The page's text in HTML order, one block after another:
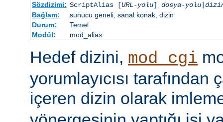
Sözdizimi: ScriptAlias [URL-yolu] dosya-yolu|
Bağlam:
sunucu geneli, sanal konak, dizin
Durum:
Temel
Modül:
mod_alias
Hedef dizini, mod_cgi
yorumlayıcısı tarafından
içeren dizin olarak